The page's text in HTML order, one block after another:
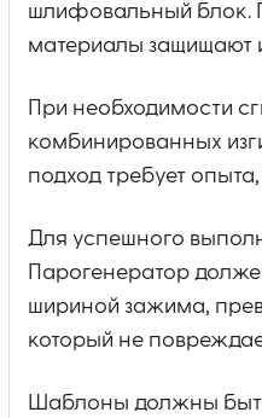
шлифовальный блок.
материалы защищают
При необходимости
комбинированных
подход требует
Для успешного
Парогенератор
шириной зажима,
который не
Шаблоны должны